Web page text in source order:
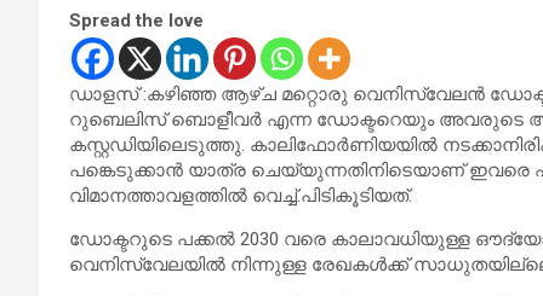
Spread the love
ഡാളസ് :കഴിഞ്ഞ ആഴ്ച മറ്റൊരു വെനിസ്വേലൻ
റുബെലിസ് ബൊളീവർ എന്ന ഡോക്ടറെയും അവരുടെ
കസ്റ്റഡിയിലെടുത്തു. കാലിഫോർണിയയിൽ
പങ്കെടുക്കാൻ യാത്ര ചെയ്യുന്നതിനിടെയാണ്
വിമാനത്താവളത്തിൽ വെച്ച്.പിടികൂടിയത്.
ഡോക്ടറുടെ പക്കൽ 2030 വരെ കാലാവധിയുള്ള
വെനിസ്വേലയിൽ നിന്നുള്ള രേഖകൾക്ക്